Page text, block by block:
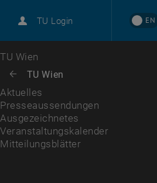
TU Login EN
Karriere
Zur 1. Menü Ebene
TU Wien
Zurück: Subseiten von TU Wien auflisten
Zurück zur letzten Ebene:
TU Wien
Aktuelles
Presseaussendungen
Ausgezeichnetes
Veranstaltungskalender
Mitteilungsblätter
, öffnet eine externe URL in einem
Mitteilungsblätter